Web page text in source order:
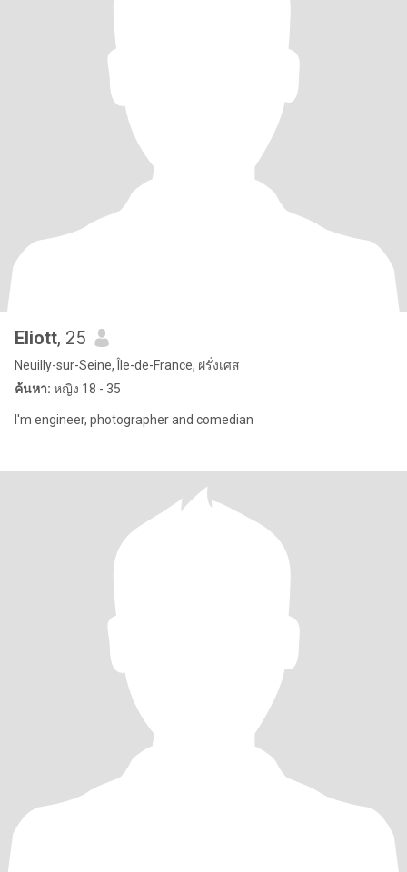
Eliott, 25
Neuilly-sur-Seine, Île-de-France, ฝรั่งเศส
ค้นหา: หญิง 18 - 35
I'm engineer, photographer and comedian